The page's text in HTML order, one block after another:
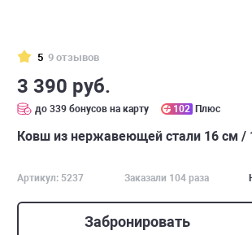
5 9 отзывов
3 390 руб.
до 339 бонусов на карту 102 Плюс
Ковш из нержавеющей стали 16 см /
Артикул: 5237 Заказали 104 раза
Забронировать